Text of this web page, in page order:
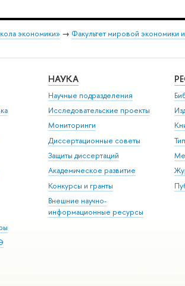
экономики» → Факультет мировой экономики
НАУКА
Научные подразделения
Исследовательские проекты
Мониторинги
Диссертационные советы
Защиты диссертаций
Академическое развитие
Конкурсы и гранты
Внешние научно-
информационные ресурсы